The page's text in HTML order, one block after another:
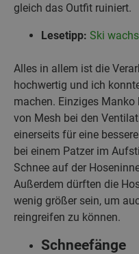
gleich das Outfit ruiniert.
Lesetipp: Ski
Alles in allem ist die
hochwertig und ich
machen. Einziges
von Mesh bei den
einerseits für eine
bei einem Patzer im
Schnee auf der
Außerdem dürften die
wenig größer sein, um
reingreifen zu können.
Schneefänge